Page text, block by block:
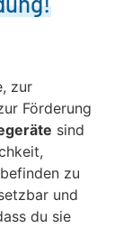
zur
Förderung
sind
zu
und
du sie